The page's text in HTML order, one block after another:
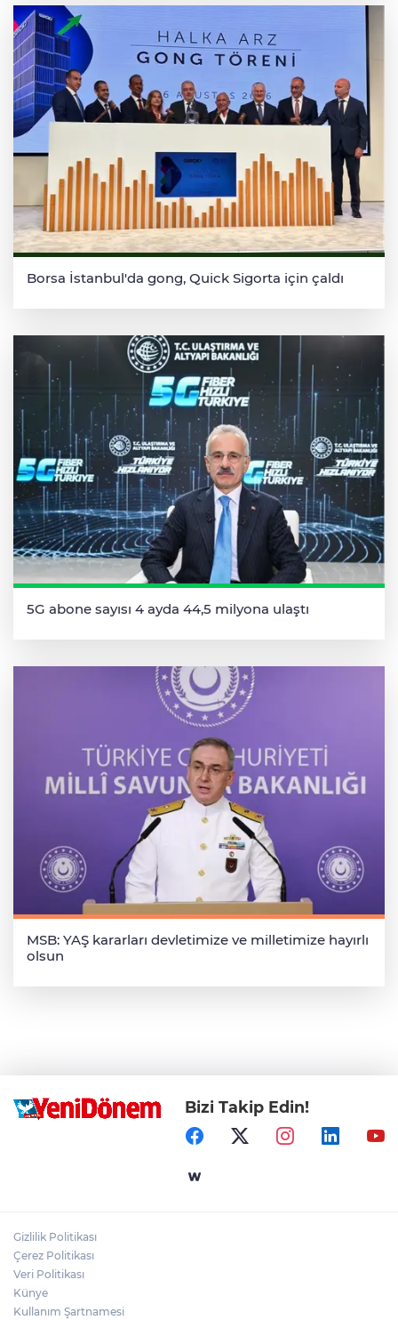
Borsa İstanbul'da gong, Quick Sigorta için çaldı
5G abone sayısı 4 ayda 44,5 milyona ulaştı
MSB: YAŞ kararları devletimize ve milletimize hayırlı
olsun
Bizi Takip Edin!
Gizlilik Politikası
Çerez Politikası
Veri Politikası
Künye
Kullanım Şartnamesi